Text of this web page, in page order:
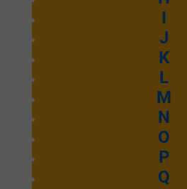
I
J
K
L
M
N
O
P
Q